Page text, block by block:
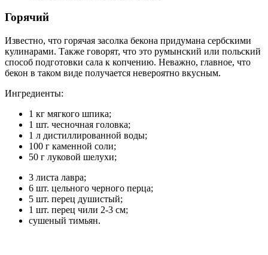
Горячий
Известно, что горячая засолка бекона придумана сербскими
кулинарами. Также говорят, что это румынский или польский
способ подготовки сала к копчению. Неважно, главное, что
бекон в таком виде получается невероятно вкусным.
Ингредиенты:
1 кг мягкого шпика;
1 шт. чесночная головка;
1 л дистиллированной воды;
100 г каменной соли;
50 г луковой шелухи;
3 листа лавра;
6 шт. цельного черного перца;
5 шт. перец душистый;
1 шт. перец чили 2-3 см;
сушеный тимьян.